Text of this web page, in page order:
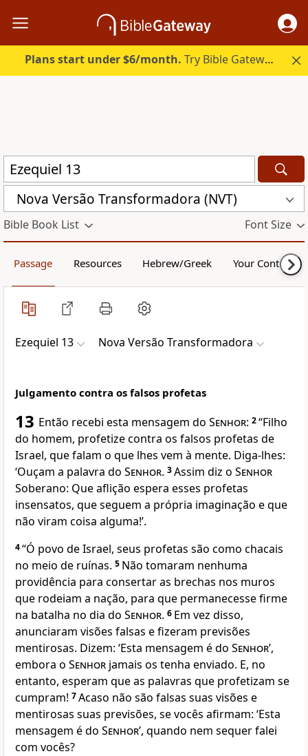
Plans start under $6/month. Try Bible Gateway Plus.
Nova Versão Transformadora (NVT)
Bible Book List Font Size
Passage Resources Hebrew/Greek Your Content
Ezequiel 13 Nova Versão Transformadora
Julgamento contra os falsos profetas
13 Então recebi esta mensagem do Senhor: 2“Filho
do homem, profetize contra os falsos profetas de
Israel, que falam o que lhes vem à mente. Diga-lhes:
‘Ouçam a palavra do Senhor. 3Assim diz o Senhor
Soberano: Que aflição espera esses profetas
insensatos, que seguem a própria imaginação e que
não viram coisa alguma!’.
4“Ó povo de Israel, seus profetas são como chacais
no meio de ruínas. 5 Não tomaram nenhuma
providência para consertar as brechas nos muros
que rodeiam a nação, para que permanecesse firme
na batalha no dia do Senhor. 6 Em vez disso,
anunciaram visões falsas e fizeram previsões
mentirosas. Dizem: ‘Esta mensagem é do Senhor’,
embora o Senhor jamais os tenha enviado. E, no
entanto, esperam que as palavras que profetizam se
cumpram! 7Acaso não são falsas suas visões e
mentirosas suas previsões, se vocês afirmam: ‘Esta
mensagem é do Senhor’, quando nem sequer falei
com vocês?